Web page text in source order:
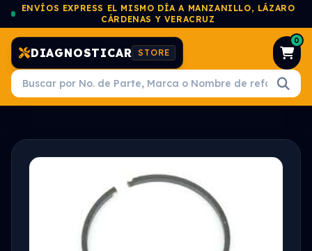
ENVÍOS EXPRESS EL MISMO DÍA A MANZANILLO, LÁZARO
CÁRDENAS Y VERACRUZ
DIAGNOSTICAR STORE
0